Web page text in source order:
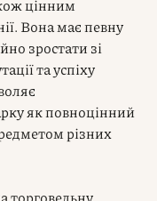
цінним
Вона має певну
зростати зі
та успіху
як повноцінний
різних
торговельну